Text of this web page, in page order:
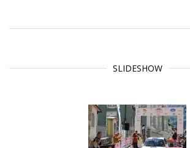
SLIDESHOW